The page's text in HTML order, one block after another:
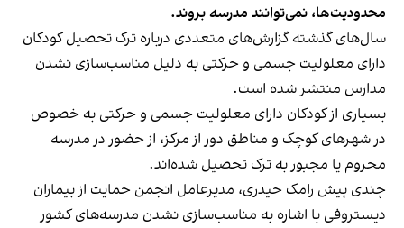
محدودیت‌ها، نمی‌توانند مدرسه بروند.
سال‌های گذشته گزارش‌های متعددی درباره ترک تحصیل کودکان
دارای معلولیت جسمی و حرکتی به دلیل مناسب‌سازی نشدن
مدارس منتشر شده است.
بسیاری از کودکان دارای معلولیت جسمی و حرکتی به خصوص
در شهرهای کوچک و مناطق دور از مرکز، از حضور در مدرسه
محروم یا مجبور به ترک تحصیل شده‌اند.
چندی پیش رامک حیدری،‌ ‌مدیرعامل انجمن حمایت از بیماران
دیستروفی با اشاره به مناسب‌سازی نشدن مدرسه‌های کشور